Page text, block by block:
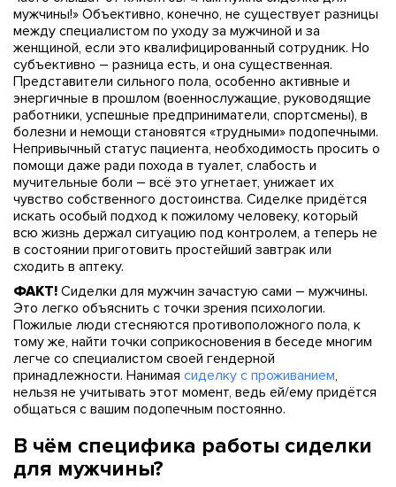
мужчины!» Объективно, конечно, не существует разницы
между специалистом по уходу за мужчиной и за
женщиной, если это квалифицированный сотрудник. Но
субъективно – разница есть, и она существенная.
Представители сильного пола, особенно активные и
энергичные в прошлом (военнослужащие, руководящие
работники, успешные предприниматели, спортсмены), в
болезни и немощи становятся «трудными» подопечными.
Непривычный статус пациента, необходимость просить о
помощи даже ради похода в туалет, слабость и
мучительные боли – всё это угнетает, унижает их
чувство собственного достоинства. Сиделке придётся
искать особый подход к пожилому человеку, который
всю жизнь держал ситуацию под контролем, а теперь не
в состоянии приготовить простейший завтрак или
сходить в аптеку.
ФАКТ! Сиделки для мужчин зачастую сами – мужчины.
Это легко объяснить с точки зрения психологии.
Пожилые люди стесняются противоположного пола, к
тому же, найти точки соприкосновения в беседе многим
легче со специалистом своей гендерной
принадлежности. Нанимая сиделку с проживанием,
нельзя не учитывать этот момент, ведь ей/ему придётся
общаться с вашим подопечным постоянно.
В чём специфика работы сиделки
для мужчины?